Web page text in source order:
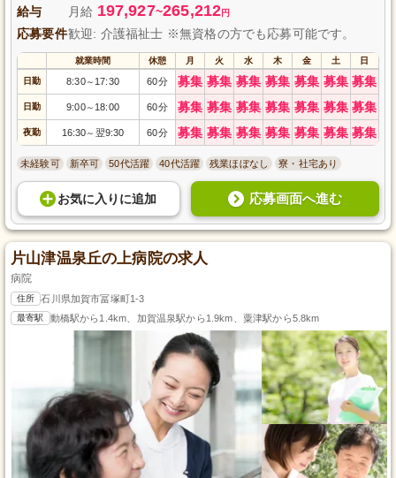
給与 月給 197,927~265,212円
応募要件歓迎: 介護福祉士 ※無資格の方でも応募可能です。
就業時間 休憩 月 火 水 木 金 土 日
日勤 8:30～ 17:30 60分 募集 募集 募集 募集 募集 募集 募集
日勤 9:00～ 18:00 60分 募集 募集 募集 募集 募集 募集 募集
夜勤 16:30～ 翌9:30 60分 募集 募集 募集 募集 募集 募集 募集
未経験可 新卒可 50代活躍 40代活躍 残業ほぼなし 寮・社宅あり
お気に入り に追加 応募画面へ進む
片山津温泉丘の上病院の求人
病院
住所 石川県加賀市冨塚町1-3
最寄駅 動橋駅から1.4km、加賀温泉駅から1.9km、粟津駅から5.8km